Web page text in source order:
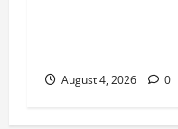
August 4, 2026 0